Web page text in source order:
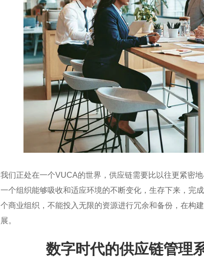
我们正处在一个VUCA的世界，供应链需要比以往更紧密
一个组织能够吸收和适应环境的不断变化，生存下来，完
个商业组织，不能投入无限的资源进行冗余和备份，在构
展。
数字时代的供应链管理